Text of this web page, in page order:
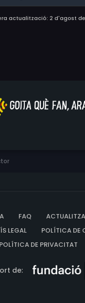
actualització: 2 d'agost de
FAQ
LEGAL
POLÍTICA DE
POLÍTICA DE PRIVACITAT
de: